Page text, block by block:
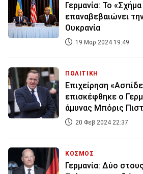
Γερμανία: Το
επαναβεβαιώνει
Ουκρανία
19 Μαρ 2024 19:49
ΠΟΛΙΤΙΚΗ
Επιχείρηση
επισκέφθηκε ο
άμυνας Μπόρις
20 Φεβ 2024 22:37
ΚΟΣΜΟΣ
Γερμανία: Δύο